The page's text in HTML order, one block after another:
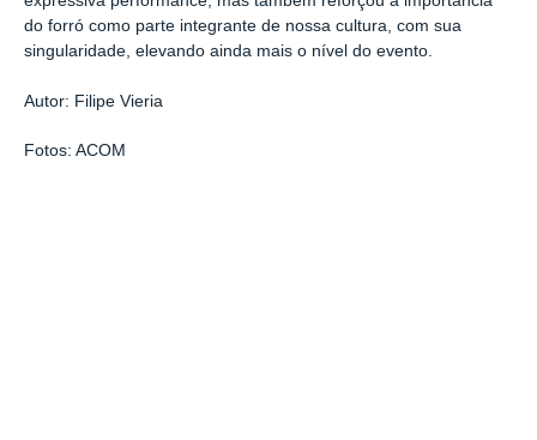
do forró como parte integrante de nossa cultura, com sua
singularidade, elevando ainda mais o nível do evento.
Autor: Filipe Vieria
Fotos: ACOM